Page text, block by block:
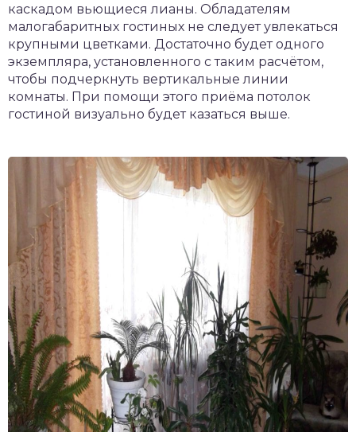
каскадом вьющиеся лианы. Обладателям
малогабаритных гостиных не следует увлекаться
крупными цветками. Достаточно будет одного
экземпляра, установленного с таким расчётом,
чтобы подчеркнуть вертикальные линии
комнаты. При помощи этого приёма потолок
гостиной визуально будет казаться выше.